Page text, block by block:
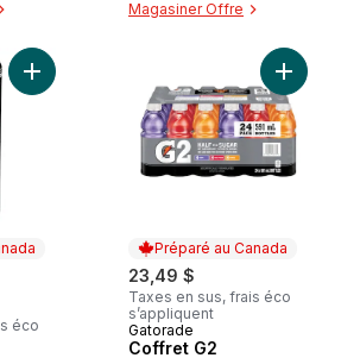
Magasiner Offre
éco
Ajouter Zéro Sucre au panier
Préparé au Canada
23,49 $
Taxes en sus, frais éco
s’appliquent
Préparé au Canada
Gatorade
Coffret G2
Ajouter